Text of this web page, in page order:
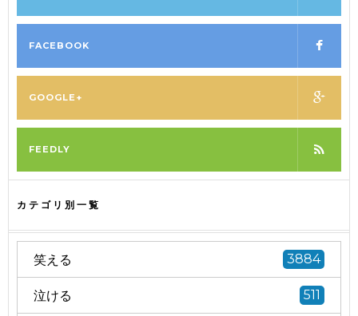
FACEBOOK
GOOGLE+
FEEDLY
カテゴリ別一覧
笑える 3884
泣ける 511